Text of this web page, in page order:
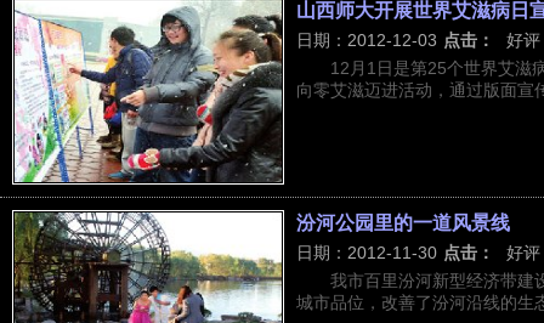
山西师大开展世界艾滋病日
日期：2012-12-03 点击：
好评
12月1日是第25个世界艾滋
向零艾滋迈进活动，通过版面宣
汾河公园里的一道风景线
日期：2012-11-30 点击：
好评
我市百里汾河新型经济带建
城市品位，改善了汾河沿线的生